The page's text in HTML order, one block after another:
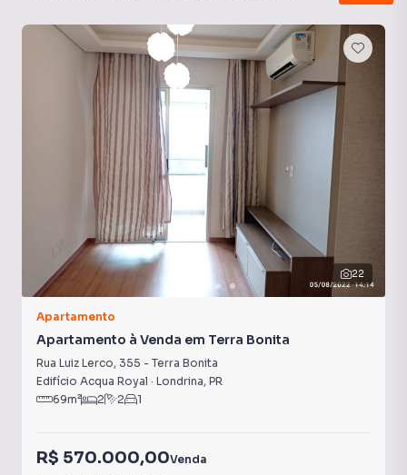
22
Apartamento
Apartamento à Venda em Terra Bonita
Rua Luiz Lerco, 355 - Terra Bonita
Edifício Acqua Royal · Londrina, PR
69m² 2 2 1
R$ 570.000,00Venda